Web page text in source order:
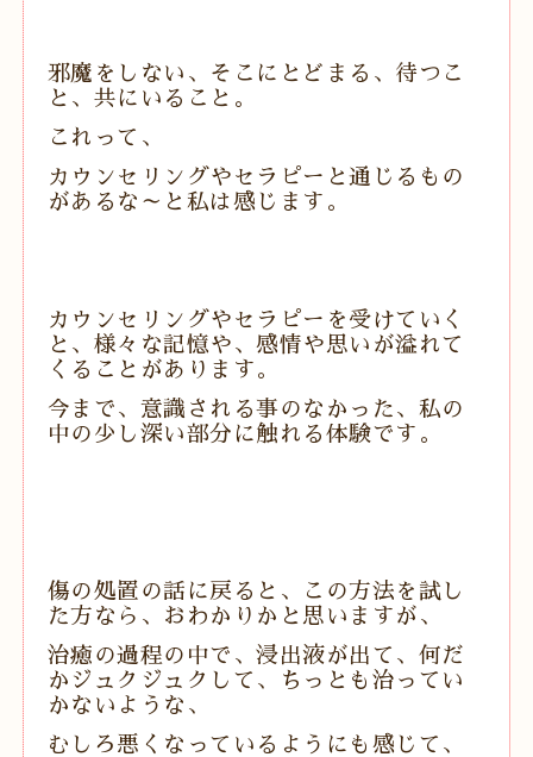
邪魔をしない、そこにとどまる、待つこ
と、共にいること。
これって、
カウンセリングやセラピーと通じるもの
があるな～と私は感じます。
カウンセリングやセラピーを受けていく
と、様々な記憶や、感情や思いが溢れて
くることがあります。
今まで、意識される事のなかった、私の
中の少し深い部分に触れる体験です。
傷の処置の話に戻ると、この方法を試し
た方なら、おわかりかと思いますが、
治癒の過程の中で、浸出液が出て、何だ
かジュクジュクして、ちっとも治ってい
かないような、
むしろ悪くなっているようにも感じて、